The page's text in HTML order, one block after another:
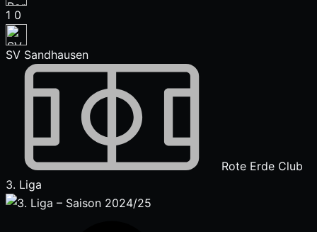
1 0
SV Sandhausen
Rote Erde Club
3. Liga